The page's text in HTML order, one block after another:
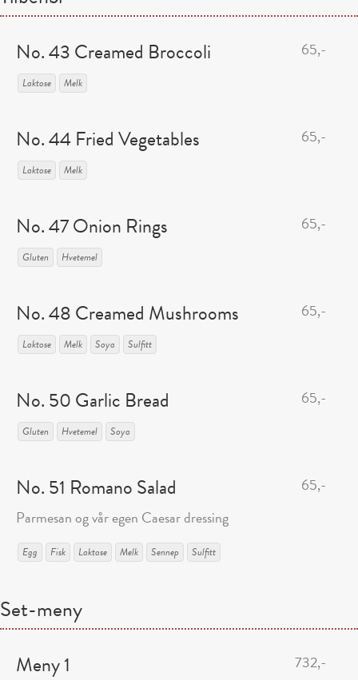
No. 43 Creamed Broccoli
Laktose Melk
65,-
No. 44 Fried Vegetables
Laktose Melk
65,-
No. 47 Onion Rings
Gluten Hvetemel
65,-
No. 48 Creamed Mushrooms
Laktose Melk Soya Sulfitt
65,-
No. 50 Garlic Bread
Gluten Hvetemel Soya
65,-
No. 51 Romano Salad
Parmesan og vår egen Caesar dressing
Egg Fisk Laktose Melk Sennep Sulfitt
65,-
Set-meny
Meny 1 732,-